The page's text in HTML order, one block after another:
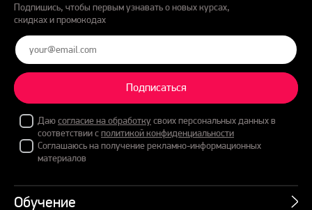
Подпишись, чтобы первым узнавать о новых курсах,
скидках и промокодах
Подписаться
Даюсогласие на обработкусвоих персональных данных в
соответствии сполитикой конфиденциальности
Соглашаюсь на получение рекламно-информационных
материалов
Обучение